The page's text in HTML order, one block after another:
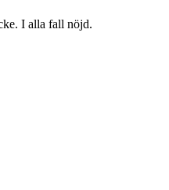
I alla fall nöjd.